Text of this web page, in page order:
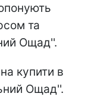
та
Ощад''.
купити в
Ощад''.